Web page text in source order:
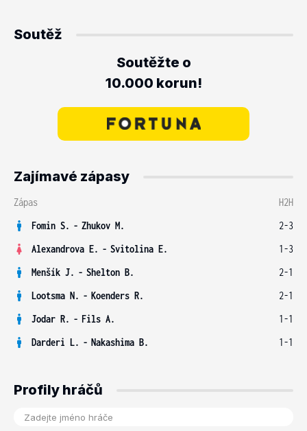
Soutěž
Soutěžte o
10.000 korun!
Zajímavé zápasy
Zápas
H2H
Fomin S. - Zhukov M.
2-3
Alexandrova E. - Svitolina E.
1-3
Menšík J. - Shelton B.
2-1
Lootsma N. - Koenders R.
2-1
Jodar R. - Fils A.
1-1
Darderi L. - Nakashima B. 1-1
Profily hráčů